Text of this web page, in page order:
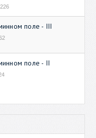
поле - III
поле - II